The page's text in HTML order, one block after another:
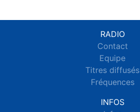
RADIO
Contact
Equipe
Titres diffusés
Fréquences
INFOS